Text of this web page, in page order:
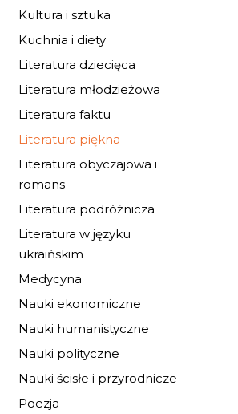
Kultura i sztuka
Kuchnia i diety
Literatura dziecięca
Literatura młodzieżowa
Literatura faktu
Literatura piękna
Literatura obyczajowa i
romans
Literatura podróżnicza
Literatura w języku
ukraińskim
Medycyna
Nauki ekonomiczne
Nauki humanistyczne
Nauki polityczne
Nauki ścisłe i przyrodnicze
Poezja